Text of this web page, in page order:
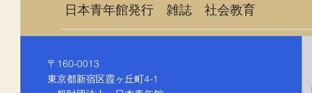
​日本青年館発行 雑誌 社会教育
〒160-0013
東京都新宿区霞ヶ丘町4-1